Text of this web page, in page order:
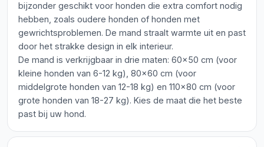
bijzonder geschikt voor honden die extra comfort nodig
hebben, zoals oudere honden of honden met
gewrichtsproblemen. De mand straalt warmte uit en past
door het strakke design in elk interieur.
De mand is verkrijgbaar in drie maten: 60x50 cm (voor
kleine honden van 6-12 kg), 80x60 cm (voor
middelgrote honden van 12-18 kg) en 110x80 cm (voor
grote honden van 18-27 kg). Kies de maat die het beste
past bij uw hond.